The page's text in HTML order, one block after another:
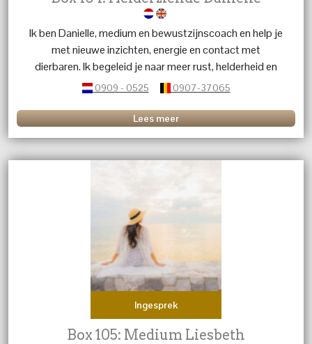
Ik ben Danielle, medium en bewustzijnscoach en help je
met nieuwe inzichten, energie en contact met
dierbaren. Ik begeleid je naar meer rust, helderheid en
kracht in jezelf.
0909 - 0525 0907-37065
Lees meer
Ingesprek
Box 105: Medium Liesbeth